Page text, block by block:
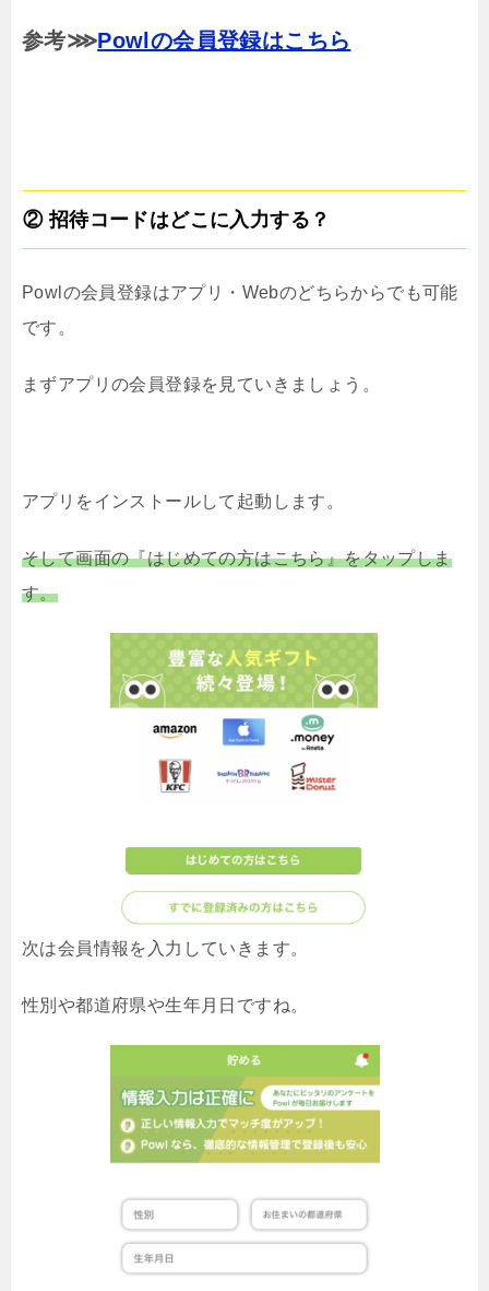
参考⋙Powlの会員登録はこちら
② 招待コードはどこに入力する？
Powlの会員登録はアプリ・Webのどちらからでも可能
です。
まずアプリの会員登録を見ていきましょう。
アプリをインストールして起動します。
そして画面の『はじめての方はこちら』をタップしま
す。
次は会員情報を入力していきます。
性別や都道府県や生年月日ですね。